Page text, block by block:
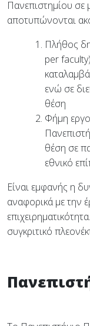
Πανεπιστημίου σε
αποτυπώνονται
Πλήθος
per
ενώ σε
θέση
Φήμη
θέση σε
εθνικό
Είναι εμφανής η
αναφορικά με την
συγκριτικό